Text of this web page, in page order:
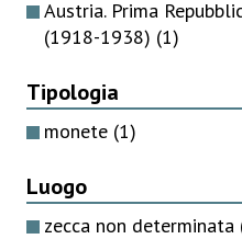
Austria. Prima
(1918-1938) (1)
Tipologia
monete (1)
Luogo
zecca non determinata